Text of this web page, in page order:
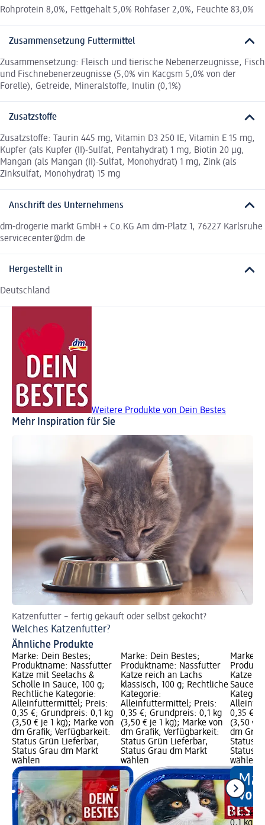
Rohprotein 8,0%, Fettgehalt 5,0% Rohfaser 2,0%, Feuchte 83,0%
Zusammensetzung Futtermittel
Zusammensetzung: Fleisch und tierische Nebenerzeugnisse, Fisch
und Fischnebenerzeugnisse (5,0% vin Kacgsm 5,0% von der
Forelle), Getreide, Mineralstoffe, Inulin (0,1%)
Zusatzstoffe
Zusatzstoffe: Taurin 445 mg, Vitamin D3 250 IE, Vitamin E 15 mg,
Kupfer (als Kupfer (II)-Sulfat, Pentahydrat) 1 mg, Biotin 20 µg,
Mangan (als Mangan (II)-Sulfat, Monohydrat) 1 mg, Zink (als
Zinksulfat, Monohydrat) 15 mg
Anschrift des Unternehmens
dm-drogerie markt GmbH + Co.KG Am dm-Platz 1, 76227 Karlsruhe
servicecenter@dm.de
Hergestellt in
Deutschland
Weitere Produkte von Dein Bestes
Mehr Inspiration für Sie
Katzenfutter – fertig gekauft oder selbst gekocht?
Welches Katzenfutter?
Ähnliche Produkte
Marke: Dein Bestes;
Produktname: Nassfutter
Katze mit Seelachs &
Scholle in Sauce, 100 g;
Rechtliche Kategorie:
Alleinfuttermittel; Preis:
0,35 €; Grundpreis: 0,1 kg
(3,50 € je 1 kg); Marke von
dm Grafik; Verfügbarkeit:
Status Grün Lieferbar,
Status Grau dm Markt
wählen
Marke: Dein Bestes;
Produktname: Nassfutter
Katze reich an Lachs
klassisch, 100 g; Rechtliche
Kategorie:
Alleinfuttermittel; Preis:
0,35 €; Grundpreis: 0,1 kg
(3,50 € je 1 kg); Marke von
dm Grafik; Verfügbarkeit:
Status Grün Lieferbar,
Status Grau dm Markt
wählen
Marke:
Katze
Sauce,
0,35 €;
(3,50 €
dm
Status
Status
wählen
0,35 €